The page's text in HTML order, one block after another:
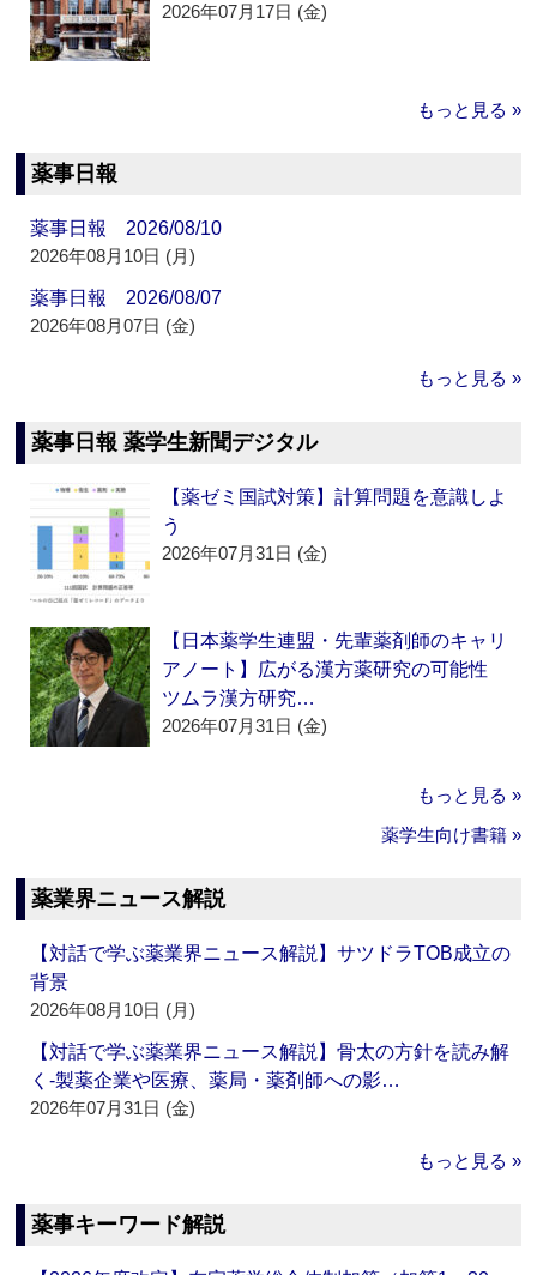
2026年07月17日 (金)
もっと見る »
薬事日報
薬事日報 2026/08/10
2026年08月10日 (月)
薬事日報 2026/08/07
2026年08月07日 (金)
もっと見る »
薬事日報 薬学生新聞デジタル
【薬ゼミ国試対策】計算問題を意識しよ
う
2026年07月31日 (金)
【日本薬学生連盟・先輩薬剤師のキャリ
アノート】広がる漢方薬研究の可能性
ツムラ漢方研究…
2026年07月31日 (金)
もっと見る »
薬学生向け書籍 »
薬業界ニュース解説
【対話で学ぶ薬業界ニュース解説】サツドラTOB成立の
背景
2026年08月10日 (月)
【対話で学ぶ薬業界ニュース解説】骨太の方針を読み解
く‐製薬企業や医療、薬局・薬剤師への影…
2026年07月31日 (金)
もっと見る »
薬事キーワード解説